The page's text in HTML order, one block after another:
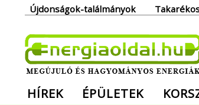
Újdonságok-találmányok
Megújuló és hagyományos
HÍREK ÉPÜLETEK